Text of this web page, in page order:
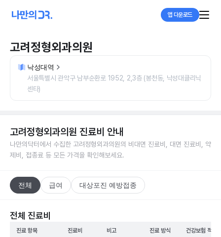
앱 다운로드
고려정형외과의원
낙성대역
서울특별시 관악구 남부순환로 1952, 2,3층 (봉천동, 낙성대클리닉
센타)
고려정형외과의원 진료비 안내
나만의닥터에서 수집한 고려정형외과의원의 비대면 진료비, 대면 진료비, 약
제비, 접종료 등 모든 가격을 확인해보세요.
전체 급여 대상포진 예방접종
전체 진료비
진료 항목 진료비 비고 진료 방식 건강보험 적용